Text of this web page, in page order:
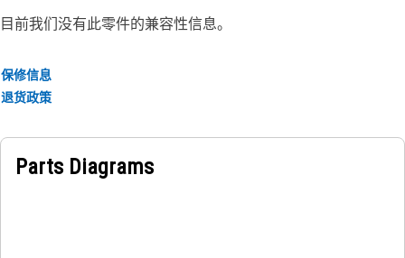
目前我们没有此零件的兼容性信息。
保修信息
退货政策
Parts Diagrams